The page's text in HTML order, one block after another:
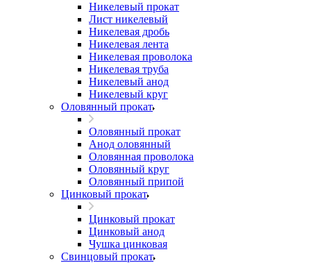
Никелевый прокат
Лист никелевый
Никелевая дробь
Никелевая лента
Никелевая проволока
Никелевая труба
Никелевый анод
Никелевый круг
Оловянный прокат
Оловянный прокат
Анод оловянный
Оловянная проволока
Оловянный круг
Оловянный припой
Цинковый прокат
Цинковый прокат
Цинковый анод
Чушка цинковая
Свинцовый прокат